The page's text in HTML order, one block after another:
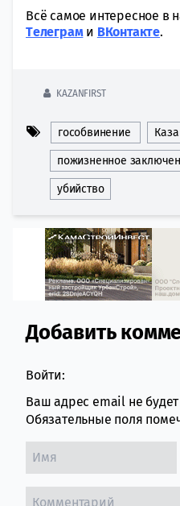
Всё самое интересное в
Tелеграми ВКонтакте.
KAZANFIRST
гособвинение
пожизненное
убийство
Comment
Добавить
Войти:
Ваш адрес email не
Обязательные поля